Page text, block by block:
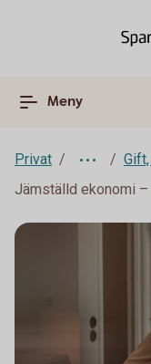
Meny
Privat
Jämställd ekonomi